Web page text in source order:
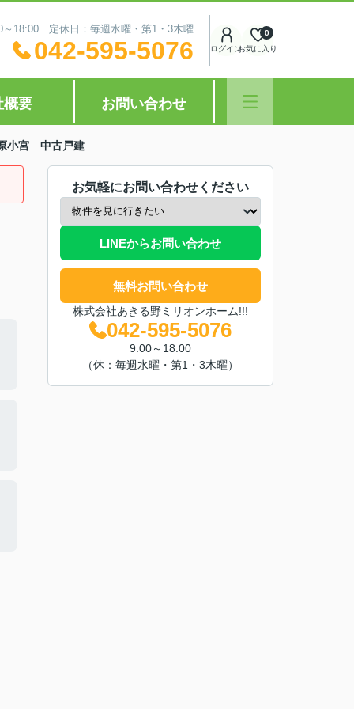
～18:00 定休日：毎週水曜・第1・3木曜
042-595-5076 ログインお気に入り
0
概要 お問い合わせ
小宮 中古戸建
お気軽にお問い合わせください
LINEからお問い合わせ
無料お問い合わせ
株式会社あきる野ミリオンホーム!!!
042-595-5076
9:00～18:00
（休：毎週水曜・第1・3木曜）